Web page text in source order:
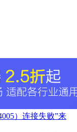
）连接失败”来